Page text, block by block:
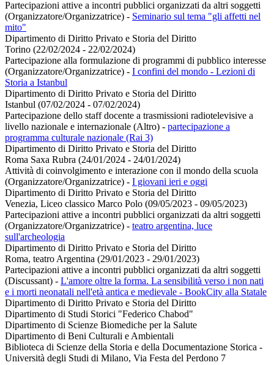
Partecipazioni attive a incontri pubblici organizzati da altri soggetti
(Organizzatore/Organizzatrice) - Seminario sul tema "gli affetti nel
mito"
Dipartimento di Diritto Privato e Storia del Diritto
Torino (22/02/2024 - 22/02/2024)
Partecipazione alla formulazione di programmi di pubblico interesse
(Organizzatore/Organizzatrice) - I confini del mondo - Lezioni di
Storia a Istanbul
Dipartimento di Diritto Privato e Storia del Diritto
Istanbul (07/02/2024 - 07/02/2024)
Partecipazione dello staff docente a trasmissioni radiotelevisive a
livello nazionale e internazionale (Altro) - partecipazione a
programma culturale nazionale (Rai 3)
Dipartimento di Diritto Privato e Storia del Diritto
Roma Saxa Rubra (24/01/2024 - 24/01/2024)
Attività di coinvolgimento e interazione con il mondo della scuola
(Organizzatore/Organizzatrice) - I giovani ieri e oggi
Dipartimento di Diritto Privato e Storia del Diritto
Venezia, Liceo classico Marco Polo (09/05/2023 - 09/05/2023)
Partecipazioni attive a incontri pubblici organizzati da altri soggetti
(Organizzatore/Organizzatrice) - teatro argentina, luce
sull'archeologia
Dipartimento di Diritto Privato e Storia del Diritto
Roma, teatro Argentina (29/01/2023 - 29/01/2023)
Partecipazioni attive a incontri pubblici organizzati da altri soggetti
(Discussant) - L'amore oltre la forma. La sensibilità verso i non nati
e i morti neonatali nell'età antica e medievale - BookCity alla Statale
Dipartimento di Diritto Privato e Storia del Diritto
Dipartimento di Studi Storici "Federico Chabod"
Dipartimento di Scienze Biomediche per la Salute
Dipartimento di Beni Culturali e Ambientali
Biblioteca di Scienze della Storia e della Documentazione Storica -
Università degli Studi di Milano, Via Festa del Perdono 7